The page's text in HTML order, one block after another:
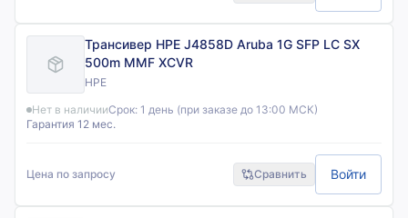
Трансивер HPE J4858D Aruba 1G SFP LC SX
500m MMF XCVR
HPE
Нет в наличииСрок: 1 день (при заказе до 13:00 МСК)
Гарантия 12 мес.
Цена по запросу Сравнить Войти